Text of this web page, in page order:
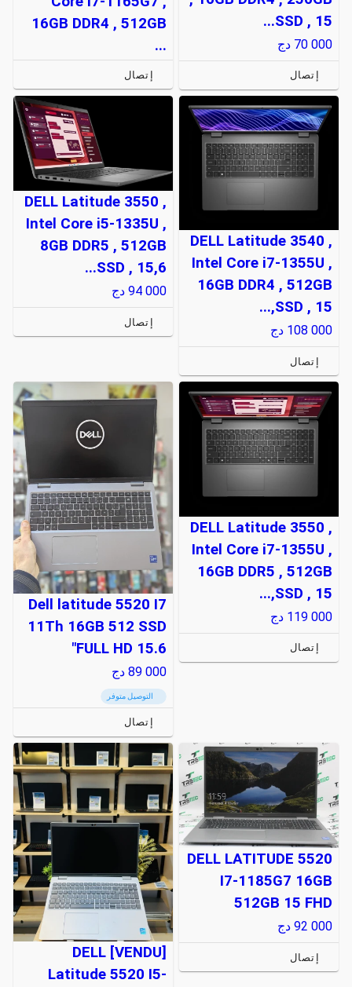
SSD , 15...
70 000 دج
إتصال
16GB DDR4 , 512GB
...
إتصال
DELL Latitude 3540 ,
Intel Core i7-1355U ,
16GB DDR4 , 512GB
SSD , 15,...
108 000 دج
إتصال
DELL Latitude 3550 ,
Intel Core i5-1335U ,
8GB DDR5 , 512GB
SSD , 15,6...
94 000 دج
إتصال
DELL Latitude 3550 ,
Intel Core i7-1355U ,
16GB DDR5 , 512GB
SSD , 15,...
119 000 دج
إتصال
Dell latitude 5520 I7
11Th 16GB 512 SSD
FULL HD 15.6"
89 000 دج
التوصيل متوفر
إتصال
DELL LATITUDE 5520
I7-1185G7 16GB
512GB 15 FHD
92 000 دج
إتصال
[VENDU] DELL
Latitude 5520 I5-